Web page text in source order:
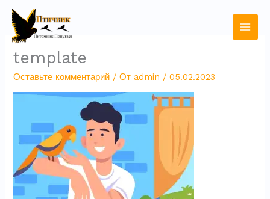
содержимому
template
Оставьте комментарий / От admin /05.02.2023